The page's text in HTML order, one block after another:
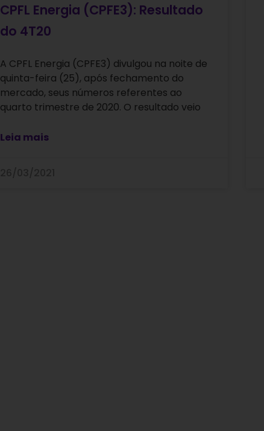
CPFL Energia (CPFE3): Resultado
do 4T20
A CPFL Energia (CPFE3) divulgou na noite de
quinta-feira (25), após fechamento do
mercado, seus números referentes ao
quarto trimestre de 2020. O resultado veio
Leia mais